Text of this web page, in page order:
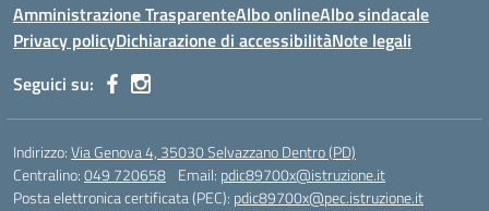
Amministrazione TrasparenteAlbo onlineAlbo sindacale
Privacy policyDichiarazione di accessibilitàNote legali
Seguici su:
Indirizzo:Via Genova 4, 35030 Selvazzano Dentro (PD)
Centralino:049 720658 Email: pdic89700x@istruzione.it
Posta elettronica certificata (PEC): pdic89700x@pec.istruzione.it